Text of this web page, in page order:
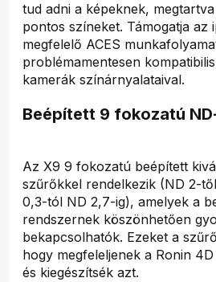
tud adni a képeknek,
pontos színeket. Támogatja az
megfelelő ACES
problémamentesen
kamerák színárnyalataival.
Beépített 9 fokozatú
Az X9 9 fokozatú beépített
szűrőkkel rendelkezik (ND 2-
0,3-tól ND 2,7-ig), amelyek a
rendszernek köszönhetően
bekapcsolhatók. Ezeket a
hogy megfeleljenek a Ronin
és kiegészítsék azt.